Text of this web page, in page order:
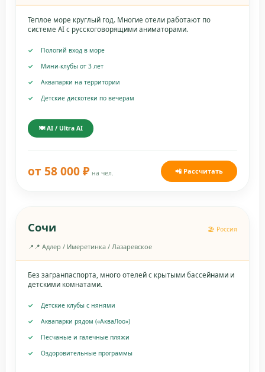
Теплое море круглый год. Многие отели работают по
системе AI с русскоговорящими аниматорами.
Пологий вход в море
Мини-клубы от 3 лет
Аквапарки на территории
Детские дискотеки по вечерам
🍽️ AI / Ultra AI
от 58 000 ₽ на чел. 📲 Рассчитать
Сочи 🏖️ Россия
📍 Адлер / Имеретинка / Лазаревское
Без загранпаспорта, много отелей с крытыми бассейнами и
детскими комнатами.
Детские клубы с нянями
Аквапарки рядом («АкваЛоо»)
Песчаные и галечные пляжи
Оздоровительные программы